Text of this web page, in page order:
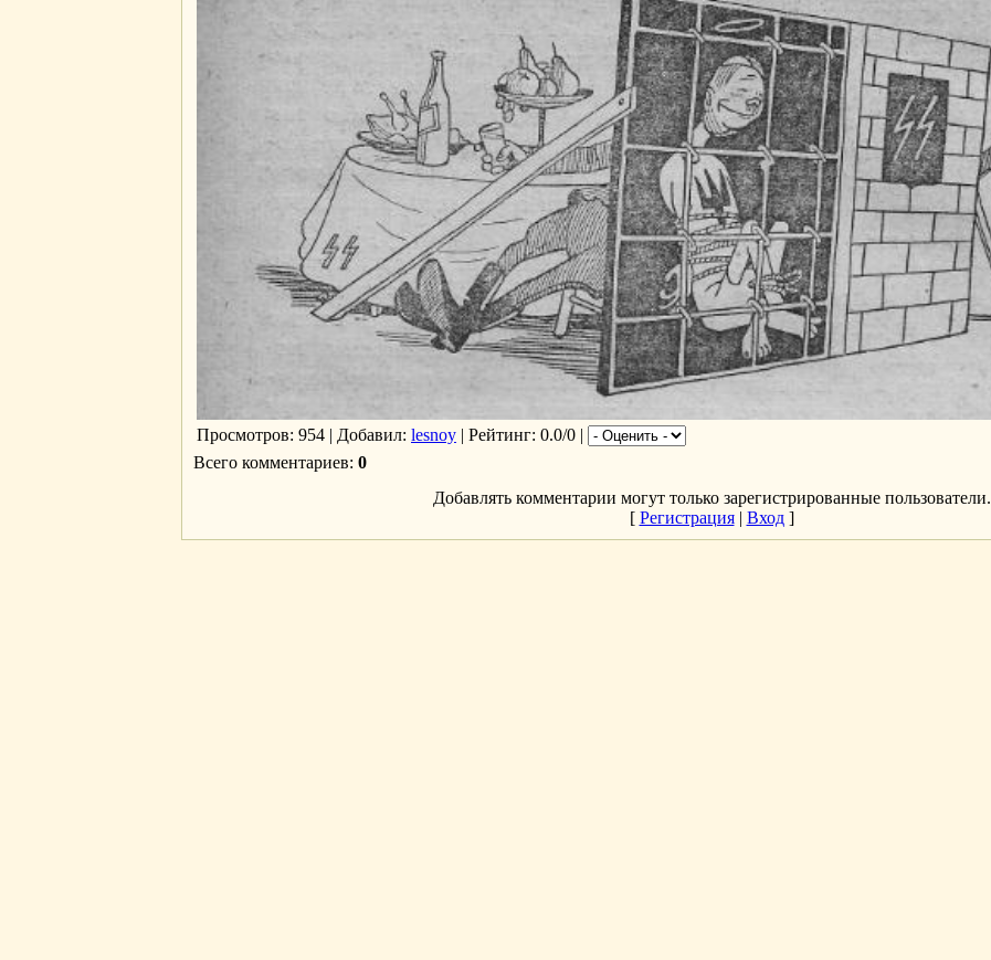
Просмотров: 954 | Добавил: lesnoy | Рейтинг: 0.0/0 |
Всего комментариев: 0
Добавлять комментарии могут только зарегистрированные пользователи.
[ Регистрация| Вход]